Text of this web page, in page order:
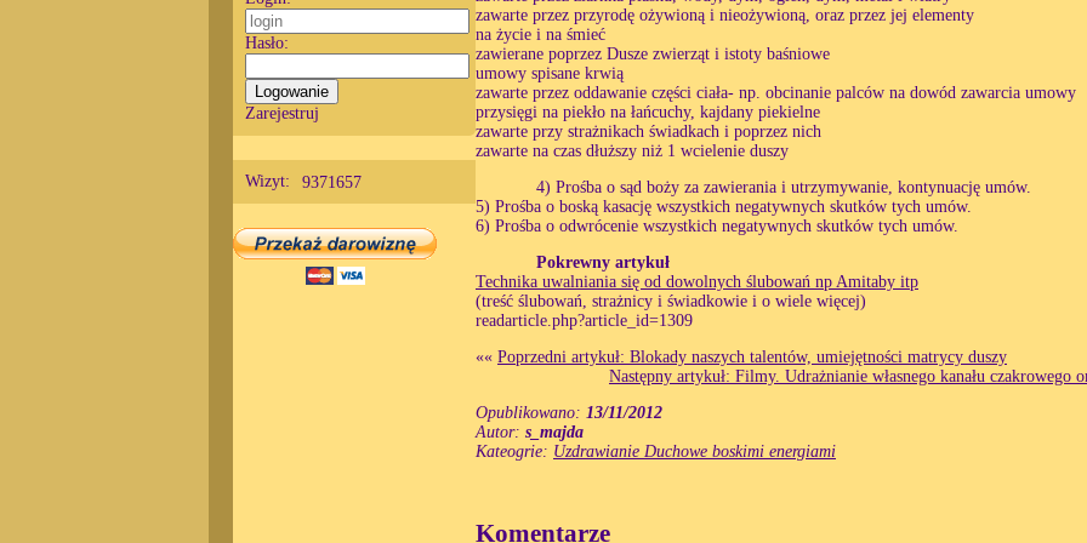
Hasło:
Zarejestruj
Wizyt: 9371657
zawarte przez przyrodę ożywioną i nieożywioną, oraz przez jej elementy
na życie i na śmieć
zawierane poprzez Dusze zwierząt i istoty baśniowe
umowy spisane krwią
zawarte przez oddawanie części ciała- np. obcinanie palców na dowód zawarcia umowy
przysięgi na piekło na łańcuchy, kajdany piekielne
zawarte przy strażnikach świadkach i poprzez nich
zawarte na czas dłuższy niż 1 wcielenie duszy
4) Prośba o sąd boży za zawierania i utrzymywanie, kontynuację umów.
5) Prośba o boską kasację wszystkich negatywnych skutków tych umów.
6) Prośba o odwrócenie wszystkich negatywnych skutków tych umów.
Pokrewny artykuł
Technika uwalniania się od dowolnych ślubowań np Amitaby itp
(treść ślubowań, strażnicy i świadkowie i o wiele więcej)
readarticle.php?article_id=1309
«« Poprzedni artykuł: Blokady naszych talentów, umiejętności matrycy duszy
Następny artykuł: Filmy. Udrażnianie własnego kanału czakrowego
Opublikowano: 13/11/2012
Autor: s_majda
Kateogrie: Uzdrawianie Duchowe boskimi energiami
Komentarze